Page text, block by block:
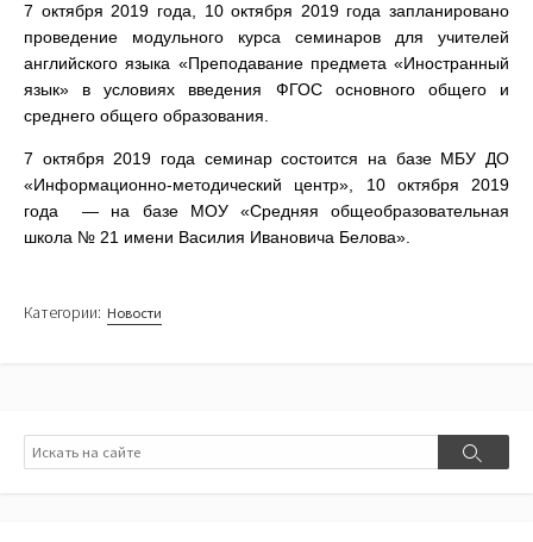
7 октября 2019 года, 10 октября 2019 го­да запланировано
про­ведение модульного курса семинаров для учителей
английского языка «Преподавание предмета «Иностранный
язык» в условиях введения ФГОС основно­го общего и
среднего общего образования.
7 октября 2019 года семинар состоится на базе МБУ ДО
«Инфор­мационно-методический центр», 10 октября 2019
года — на базе МОУ «Средняя общео­бразовательная
школа № 21 имени Василия Ивановича Белова».
Категории: Новости
Поиск
Поиск